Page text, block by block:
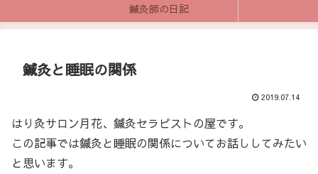
鍼灸師の日記
鍼灸と睡眠の関係
2019.07.14
はり灸サロン月花、鍼灸セラピストの屋です。
この記事では鍼灸と睡眠の関係についてお話ししてみたい
と思います。